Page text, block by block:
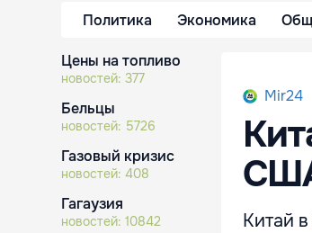
Политика Экономика
Цены на топливо
новостей: 377
Бельцы
новостей: 5726
Газовый кризис
новостей: 408
Гагаузия
новостей: 10842
Mir24
Китай